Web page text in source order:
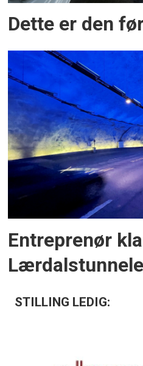
Dette er den
Entreprenør
STILLING LEDIG: